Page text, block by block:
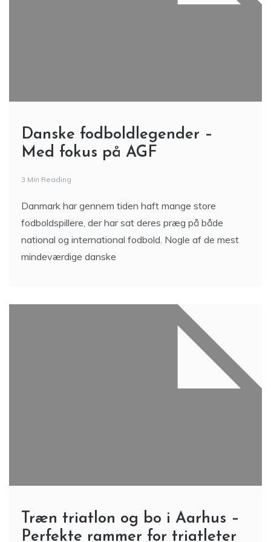
Danske fodboldlegender –
Med fokus på AGF
3 Min Reading
Danmark har gennem tiden haft mange store
fodboldspillere, der har sat deres præg på både
national og international fodbold. Nogle af de mest
mindeværdige danske
Træn triatlon og bo i Aarhus –
Perfekte rammer for triatleter